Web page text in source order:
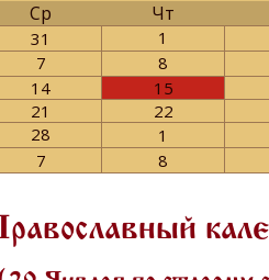
Ср Чт
31 1
7 8
14 15
21 22
28 1
7 8